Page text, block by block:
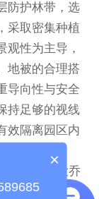
防护林带，选
采取密集种植
观性为主导，
地被的合理搭
导向性与安全
持足够的视线
效隔离园区内
层以高大乔
，下层种植地
×